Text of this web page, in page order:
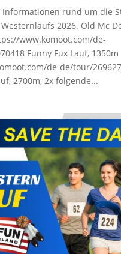
rund um die
2026. Old Mc
www.komoot.com/de-
Funny Fux Lauf, 1350m
de-de/tour/
2700m, 2x folgende...